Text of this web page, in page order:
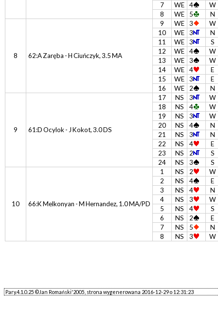
7
WE 4
W
8
WE 5 N
8 62:A Zaręba - H Ciuńczyk, 3.5 MA
9 WE 3
W
10
WE 3
N
11
WE 3
S
12
WE 4
W
13
WE 3
W
14
WE 4
E
15
WE 3
E
16
WE 2 N
9 61:D Ocylok - J Kokot, 3.0 DS
17 NS 3
W
18
NS 4
W
19
NS 3
W
20
NS 4
N
21
NS 3
N
22
NS 4
E
23
NS 2
S
24
NS 3 S
10 66:K Melkonyan - M Hernandez, 1.0 MA/PD
1 NS 2
W
2
NS 4
E
3
NS 4
N
4
NS 3
W
5
NS 4
S
6
NS 2
E
7
NS 5
N
8
NS 3 W
Pary.4.1.0.25 ©Jan Romański'2005, strona wygenerowana 2016-12-29 o 12:31:23